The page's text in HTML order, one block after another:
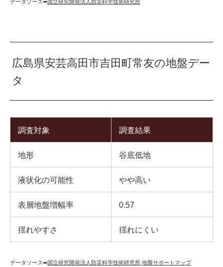
データソース➡︎国立研究開発法人防災科学技術研究所
広島県安芸高田市吉田町常友の地盤デー
タ
調査対象 調査結果
地形 谷底低地
液状化の可能性 やや高い
表層地盤増幅率 0.57
揺れやすさ 揺れにくい
データソース➡︎国立研究開発法人防災科学技術研究所 地盤サポートマップ